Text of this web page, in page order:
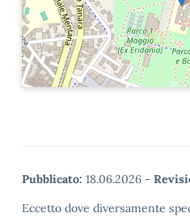
Pubblicato: 18.06.2026 -
Eccetto dove diversamente